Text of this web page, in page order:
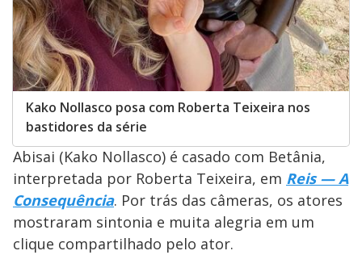
Kako Nollasco posa com Roberta Teixeira nos
bastidores da série
Abisai (Kako Nollasco) é casado com Betânia,
interpretada por Roberta Teixeira, em Reis — A
Consequência. Por trás das câmeras, os atores
mostraram sintonia e muita alegria em um
clique compartilhado pelo ator.